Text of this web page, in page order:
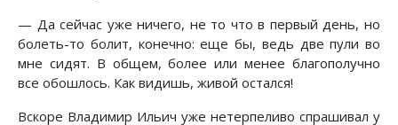
— Да сейчас уже ничего, не то что в первый день, но
болеть-то болит, конечно: еще бы, ведь две пули во
мне сидят. В общем, более или менее благополучно
все обошлось. Как видишь, живой остался!
Вскоре Владимир Ильич уже нетерпеливо спрашивал у